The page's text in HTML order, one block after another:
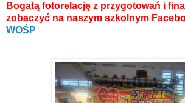
Bogatą fotorelację z przygotowań i
zobaczyć na naszym szkolnym
WOŚP